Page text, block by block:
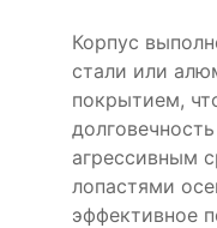
Корпус
стали или
покрытием,
агрессивным
лопастями
эффективное